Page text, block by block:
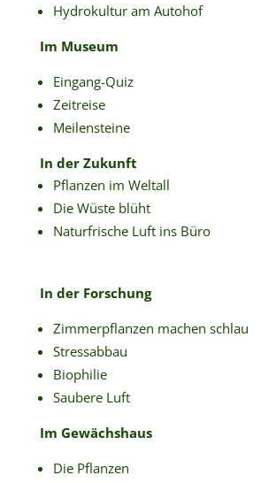
Hydrokultur am Autohof
Im Museum
Eingang-Quiz
Zeitreise
Meilensteine
In der Zukunft
Pflanzen im Weltall
Die Wüste blüht
Naturfrische Luft ins Büro
In der Forschung
Zimmerpflanzen machen schlau
Stressabbau
Biophilie
Saubere Luft
Im Gewächshaus
Die Pflanzen